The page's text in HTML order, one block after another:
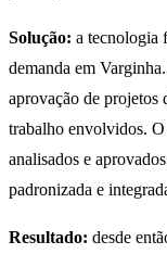
Solução: a tecnologia
demanda em
aprovação de projetos
trabalho envolvidos. O
analisados e
padronizada e
Resultado: desde